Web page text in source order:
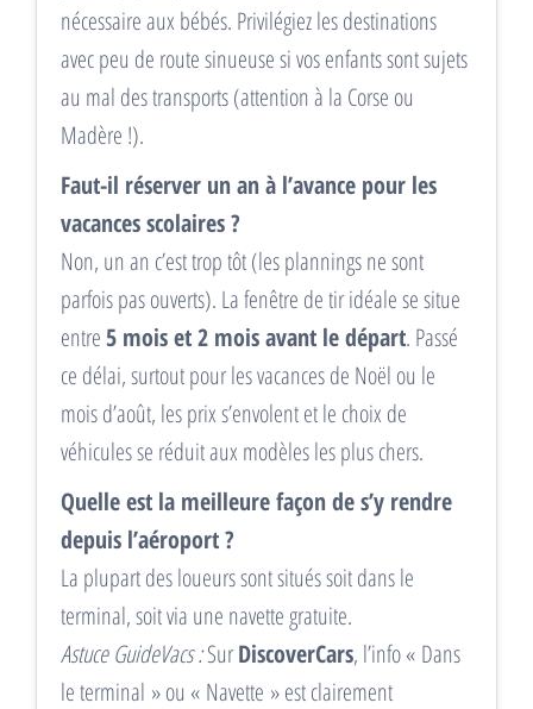
nécessaire aux bébés. Privilégiez les destinations
avec peu de route sinueuse si vos enfants sont sujets
au mal des transports (attention à la Corse ou
Madère !).
Faut-il réserver un an à l’avance pour les
vacances scolaires ?
Non, un an c’est trop tôt (les plannings ne sont
parfois pas ouverts). La fenêtre de tir idéale se situe
entre 5 mois et 2 mois avant le départ. Passé
ce délai, surtout pour les vacances de Noël ou le
mois d’août, les prix s’envolent et le choix de
véhicules se réduit aux modèles les plus chers.
Quelle est la meilleure façon de s’y rendre
depuis l’aéroport ?
La plupart des loueurs sont situés soit dans le
terminal, soit via une navette gratuite.
Astuce GuideVacs :SurDiscoverCars, l’info « Dans
le terminal » ou « Navette » est clairement